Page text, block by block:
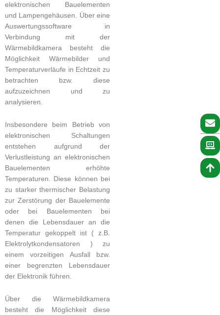
elektronischen Bauelementen
und Lampengehäusen. Über eine
Auswertungssoftware in
Verbindung mit der
Wärmebildkamera besteht die
Möglichkeit Wärmebilder und
Temperaturverläufe in Echtzeit zu
betrachten bzw. diese
aufzuzeichnen und zu
analysieren.
Insbesondere beim Betrieb von
elektronischen Schaltungen
entstehen aufgrund der
Verlustleistung an elektronischen
Bauelementen erhöhte
Temperaturen. Diese können bei
zu starker thermischer Belastung
zur Zerstörung der Bauelemente
oder bei Bauelementen bei
denen die Lebensdauer an die
Temperatur gekoppelt ist ( z.B.
Elektrolytkondensatoren ) zu
einem vorzeitigen Ausfall bzw.
einer begrenzten Lebensdauer
der Elektronik führen.
Über die Wärmebildkamera
besteht die Möglichkeit diese